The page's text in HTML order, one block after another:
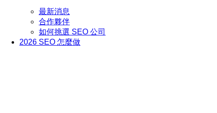
最新消息
合作夥伴
如何挑選 SEO 公司
2026 SEO 怎麼做